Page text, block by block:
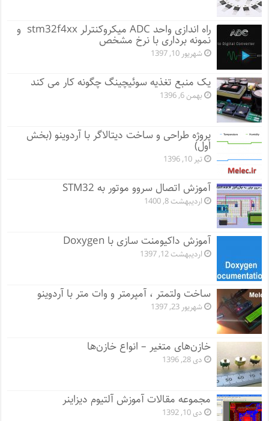
راه اندازی واحد ADC میکروکنترلر stm32f4xx و
نمونه برداری با نرخ مشخص
شهریور 10, 1397
یک منبع تغذیه سوئیچینگ چگونه کار می کند
بهمن 6, 1396
پروژه طراحی و ساخت دیتالاگر با آردوینو (بخش
اول)
تیر 10, 1396
آموزش اتصال سروو موتور به STM32
اردیبهشت 8, 1400
آموزش داکیومنت سازی با Doxygen
اردیبهشت 12, 1397
ساخت ولتمتر ، آمپرمتر و وات متر با آردوینو
شهریور 23, 1397
خازن‌های متغیر – انواع خازن‌ها
دی 28, 1396
مجموعه مقالات آموزش آلتیوم دیزاینر
دی 10, 1392